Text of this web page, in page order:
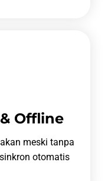
Offline
meski tanpa
otomatis